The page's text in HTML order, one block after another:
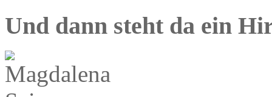
Und dann steht da ein